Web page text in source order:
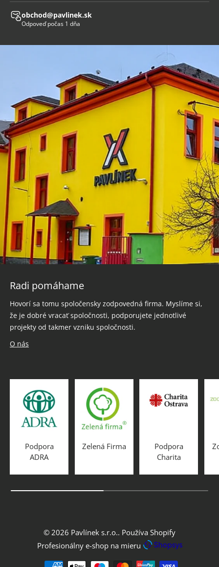
obchod@pavlinek.sk
Odpoveď počas 1 dňa
Radi pomáhame
Hovorí sa tomu spoločensky zodpovedná firma. Myslíme si,
že je dobré vracať spoločnosti, podporujete jednotlivé
projekty od takmer vzniku spoločnosti.
O nás
Podpora
ADRA
Zelená Firma
Podpora
Charita
© 2026 Pavlínek s.r.o.. Používa Shopify
Profesionálny e-shop na mieru